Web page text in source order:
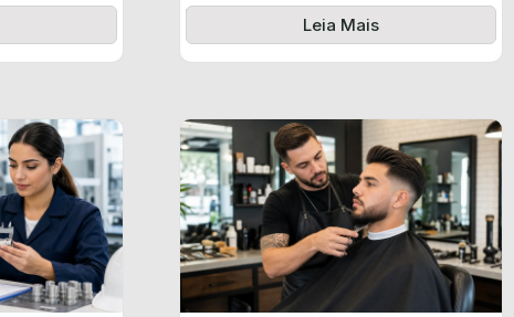
produtor ...
Leia Mais